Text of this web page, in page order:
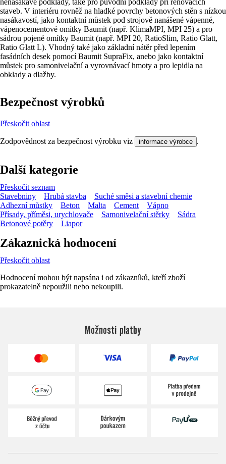
nenasákavé podklady, také pro původní podklady při renovacích
staveb. V interiéru rovněž na hladké povrchy betonových stěn s nízkou
nasákavostí, jako kontaktní můstek pod strojově nanášené vápenné,
vápenocementové omítky Baumit (např. KlimaMPI, MPI 25) a pro
sádrou pojené omítky Baumit (např. MPI 20, RatioSlim, Ratio Glatt,
Ratio Glatt L). Vhodný také jako základní nátěr před lepením
fasádních desek pomocí Baumit SupraFix, anebo jako kontaktní
můstek pro samonivelační a vyrovnávací hmoty a pro lepidla na
obklady a dlažby.
Bezpečnost výrobků
Přeskočit oblast
Zodpovědnost za bezpečnost výrobku viz informace výrobce .
Další kategorie
Přeskočit seznam
Stavebniny
Hrubá stavba
Suché směsi a stavební chemie
Adhezní můstky
Beton Malta Cement
Vápno
Přísady, příměsi, urychlovače
Samonivelační stěrky
Sádra
Betonové potěry
Liapor
Zákaznická hodnocení
Přeskočit oblast
Hodnocení mohou být napsána i od zákazníků, kteří zboží
prokazatelně nepoužili nebo nekoupili.
Možnosti platby